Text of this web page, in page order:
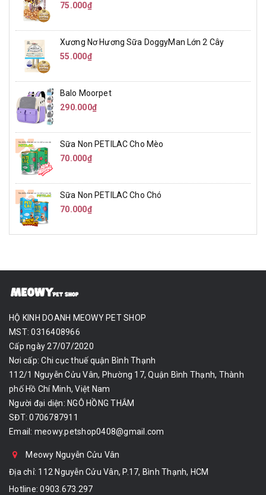
75.000₫
Xương Nơ Hương Sữa DoggyMan Lớn 2 Cây
55.000₫
Balo Moorpet
290.000₫
Sữa Non PETILAC Cho Mèo
70.000₫
Sữa Non PETILAC Cho Chó
70.000₫
HỘ KINH DOANH MEOWY PET SHOP
MST: 0316408966
Cấp ngày 27/07/2020
Nơi cấp: Chi cục thuế quận Bình Thạnh
112/1 Nguyễn Cửu Vân, Phường 17, Quận Bình Thạnh, Thành
phố Hồ Chí Minh, Việt Nam
Người đại diện: NGÔ HỒNG THẮM
SĐT: 0706787911
Email: meowy.petshop0408@gmail.com
Meowy Nguyễn Cửu Vân
Địa chỉ: 112 Nguyễn Cửu Vân, P.17, Bình Thạnh, HCM
Hotline:0903.673.297